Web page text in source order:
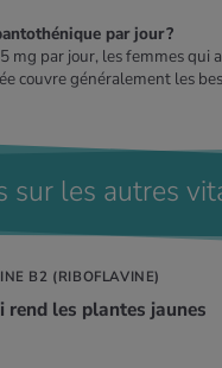
par jour ?
mg par jour, les femmes qui
couvre généralement les
sur les autres
B2 (RIBOFLAVINE)
rend les plantes jaunes